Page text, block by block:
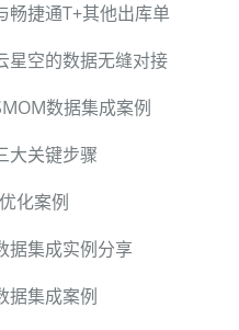
畅捷通T+其他出库单
星空的数据无缝对接
数据集成案例
大关键步骤
化案例
据集成实例分享
据集成案例